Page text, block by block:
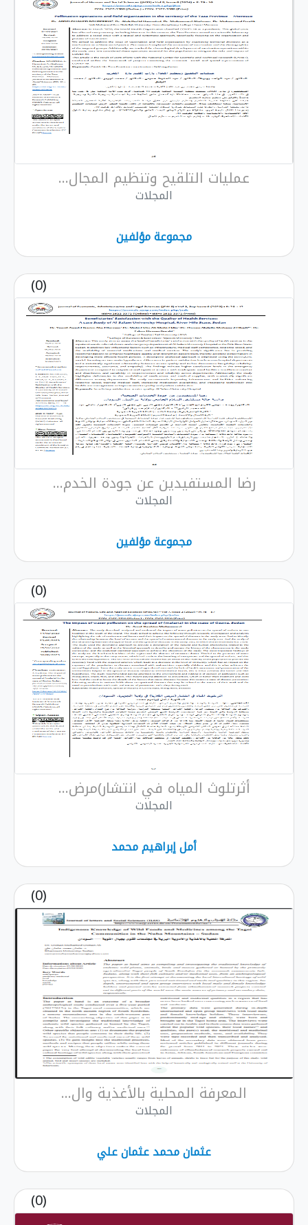
عمليات التلقيح وتنظيم المجال...
المجلات
مجموعة مؤلفين
(0)
رضا المستفيدين عن جودة الخدم...
المجلات
مجموعة مؤلفين
(0)
أثرتلوث المياه في انتشار)مرض...
المجلات
أمل إبراهيم محمد
(0)
المعرفة المحلية بالأغذية وال...
المجلات
عثمان محمد عثمان علي
(0)